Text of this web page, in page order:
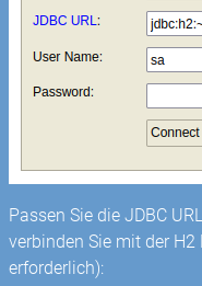
Passen Sie die JDBC
verbinden Sie mit der
erforderlich):